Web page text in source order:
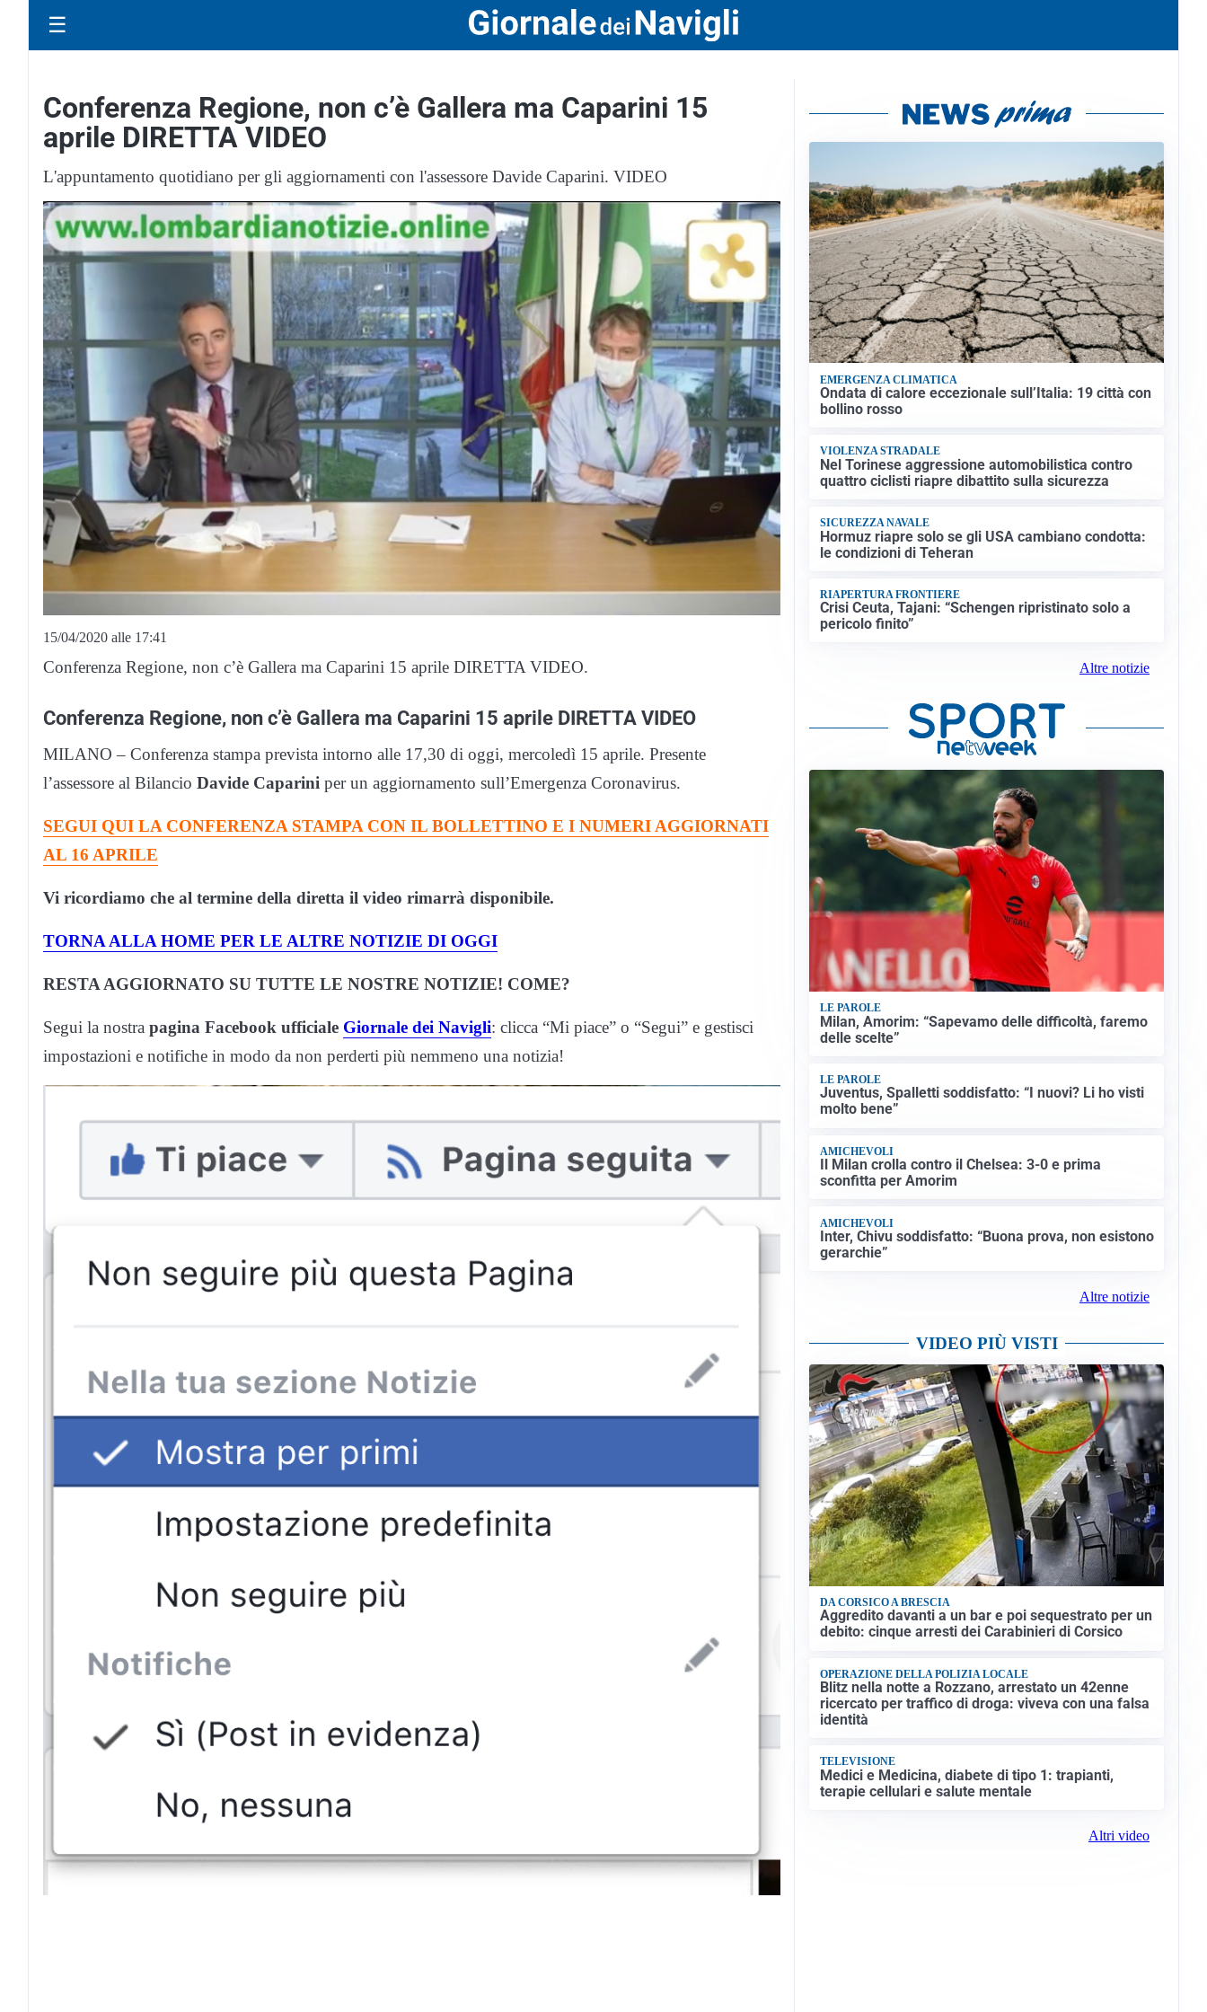
☰
Conferenza Regione, non c’è Gallera ma Caparini 15
aprile DIRETTA VIDEO
L'appuntamento quotidiano per gli aggiornamenti con l'assessore Davide Caparini. VIDEO
15/04/2020 alle 17:41
Conferenza Regione, non c’è Gallera ma Caparini 15 aprile DIRETTA VIDEO.
Conferenza Regione, non c’è Gallera ma Caparini 15 aprile DIRETTA VIDEO
MILANO – Conferenza stampa prevista intorno alle 17,30 di oggi, mercoledì 15 aprile. Presente
l’assessore al Bilancio Davide Caparini per un aggiornamento sull’Emergenza Coronavirus.
SEGUI QUI LA CONFERENZA STAMPA CON IL BOLLETTINO E I NUMERI AGGIORNATI
AL 16 APRILE
Vi ricordiamo che al termine della diretta il video rimarrà disponibile.
TORNA ALLA HOME PER LE ALTRE NOTIZIE DI OGGI
RESTA AGGIORNATO SU TUTTE LE NOSTRE NOTIZIE! COME?
Segui la nostra pagina Facebook ufficiale Giornale dei Navigli: clicca “Mi piace” o “Segui” e gestisci
impostazioni e notifiche in modo da non perderti più nemmeno una notizia!
EMERGENZA CLIMATICA
Ondata di calore eccezionale sull’Italia: 19 città con
bollino rosso
VIOLENZA STRADALE
Nel Torinese aggressione automobilistica contro
quattro ciclisti riapre dibattito sulla sicurezza
SICUREZZA NAVALE
Hormuz riapre solo se gli USA cambiano condotta:
le condizioni di Teheran
RIAPERTURA FRONTIERE
Crisi Ceuta, Tajani: “Schengen ripristinato solo a
pericolo finito”
Altre notizie
LE PAROLE
Milan, Amorim: “Sapevamo delle difficoltà, faremo
delle scelte”
LE PAROLE
Juventus, Spalletti soddisfatto: “I nuovi? Li ho visti
molto bene”
AMICHEVOLI
Il Milan crolla contro il Chelsea: 3-0 e prima
sconfitta per Amorim
AMICHEVOLI
Inter, Chivu soddisfatto: “Buona prova, non esistono
gerarchie”
Altre notizie
VIDEO PIÙ VISTI
DA CORSICO A BRESCIA
Aggredito davanti a un bar e poi sequestrato per un
debito: cinque arresti dei Carabinieri di Corsico
OPERAZIONE DELLA POLIZIA LOCALE
Blitz nella notte a Rozzano, arrestato un 42enne
ricercato per traffico di droga: viveva con una falsa
identità
TELEVISIONE
Medici e Medicina, diabete di tipo 1: trapianti,
terapie cellulari e salute mentale
Altri video